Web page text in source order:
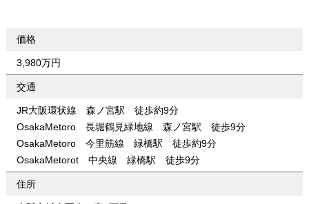
価格
3,980万円
交通
JR大阪環状線 森ノ宮駅 徒歩約9分
OsakaMetoro 長堀鶴見緑地線 森ノ宮駅 徒歩9分
OsakaMetoro 今里筋線 緑橋駅 徒歩約9分
OsakaMetorot 中央線 緑橋駅 徒歩9分
住所